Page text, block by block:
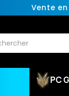
Vente
PC